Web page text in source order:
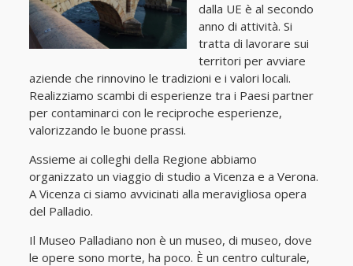
dalla UE è al secondo
anno di attività. Si
tratta di lavorare sui
territori per avviare
aziende che rinnovino le tradizioni e i valori locali.
Realizziamo scambi di esperienze tra i Paesi partner
per contaminarci con le reciproche esperienze,
valorizzando le buone prassi.
Assieme ai colleghi della Regione abbiamo
organizzato un viaggio di studio a Vicenza e a Verona.
A Vicenza ci siamo avvicinati alla meravigliosa opera
del Palladio.
Il Museo Palladiano non è un museo, di museo, dove
le opere sono morte, ha poco. È un centro culturale,